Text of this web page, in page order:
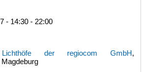
- 14:30 - 22:00
Lichthöfe der regiocom GmbH,